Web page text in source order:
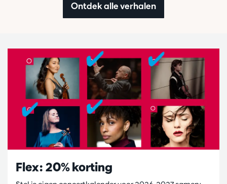
Ontdek alle verhalen
Flex: 20% korting